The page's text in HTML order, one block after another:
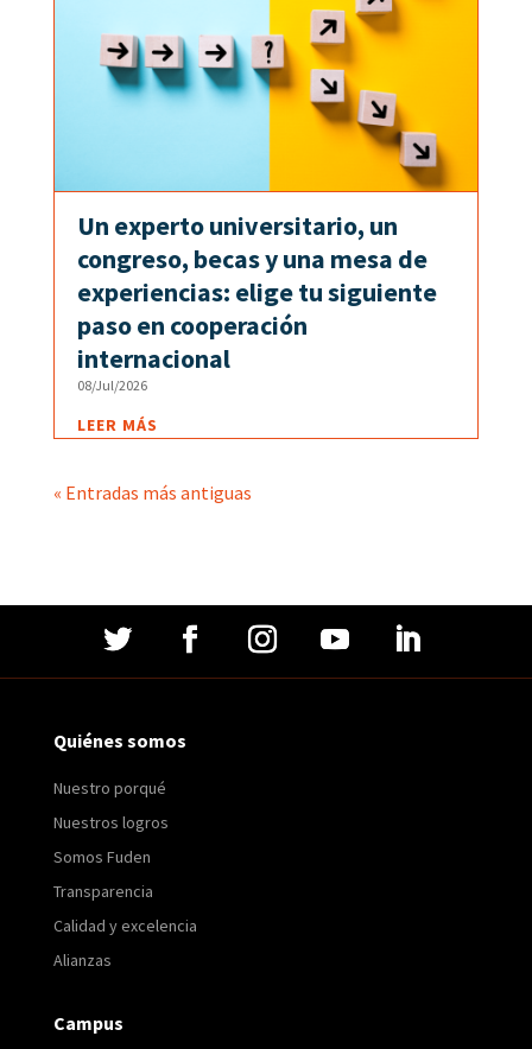
Un experto universitario, un
congreso, becas y una mesa de
experiencias: elige tu siguiente
paso en cooperación
internacional
08/Jul/2026
LEER MÁS
« Entradas más antiguas
Quiénes somos
Nuestro porqué
Nuestros logros
Somos Fuden
Transparencia
Calidad y excelencia
Alianzas
Campus